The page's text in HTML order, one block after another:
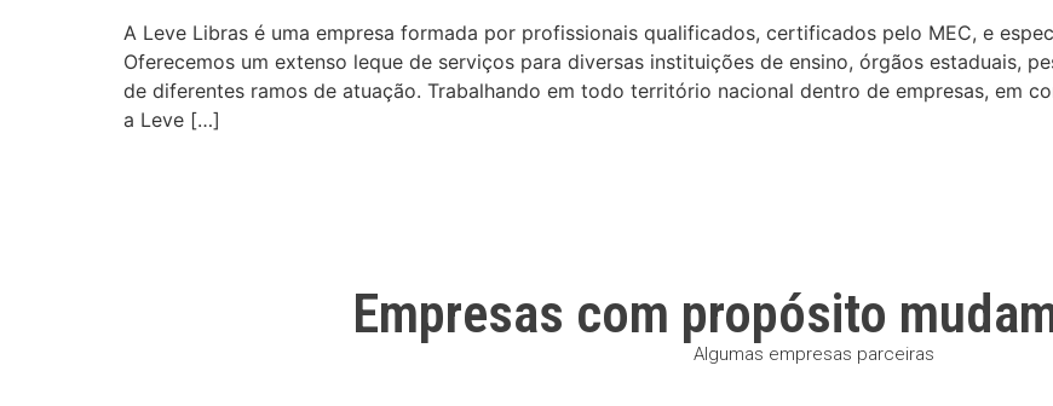
A Leve Libras é uma empresa formada por profissionais qualificados, certificados pelo MEC, e
Oferecemos um extenso leque de serviços para diversas instituições de ensino, órgãos estaduais,
de diferentes ramos de atuação. Trabalhando em todo território nacional dentro de empresas, em
a Leve […]
Empresas com propósito
Algumas empresas parceiras